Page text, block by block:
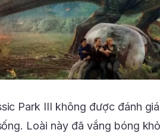
Park III không được đánh
Loài này đã vắng bóng